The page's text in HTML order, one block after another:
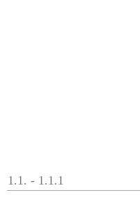
1.1. - 1.1.1